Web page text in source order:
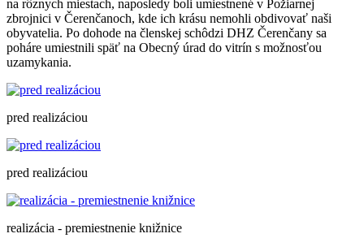
na rôznych miestach, naposledy boli umiestnené v Požiarnej
zbrojnici v Čerenčanoch, kde ich krásu nemohli obdivovať naši
obyvatelia. Po dohode na členskej schôdzi DHZ Čerenčany sa
poháre umiestnili späť na Obecný úrad do vitrín s možnosťou
uzamykania.
pred realizáciou
pred realizáciou
realizácia - premiestnenie knižnice